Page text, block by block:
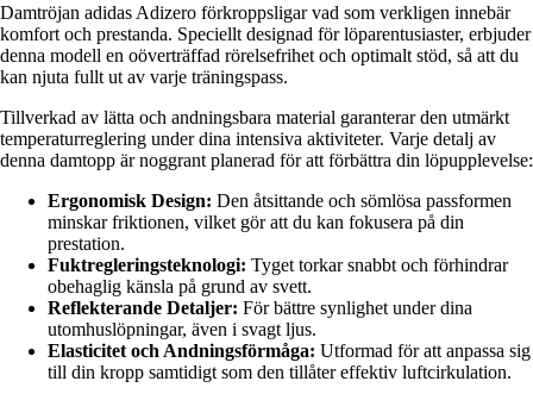
Damtröjan adidas Adizero förkroppsligar vad som verkligen innebär
komfort och prestanda. Speciellt designad för löparentusiaster, erbjuder
denna modell en oöverträffad rörelsefrihet och optimalt stöd, så att du
kan njuta fullt ut av varje träningspass.
Tillverkad av lätta och andningsbara material garanterar den utmärkt
temperaturreglering under dina intensiva aktiviteter. Varje detalj av
denna damtopp är noggrant planerad för att förbättra din löpupplevelse:
Ergonomisk Design: Den åtsittande och sömlösa passformen
minskar friktionen, vilket gör att du kan fokusera på din
prestation.
Fuktregleringsteknologi: Tyget torkar snabbt och förhindrar
obehaglig känsla på grund av svett.
Reflekterande Detaljer: För bättre synlighet under dina
utomhuslöpningar, även i svagt ljus.
Elasticitet och Andningsförmåga: Utformad för att anpassa sig
till din kropp samtidigt som den tillåter effektiv luftcirkulation.